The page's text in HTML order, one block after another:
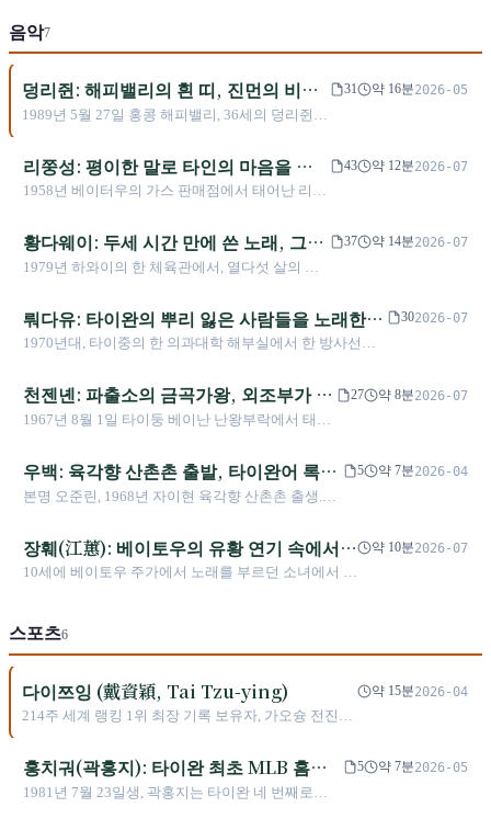
상에 후보에 올랐다. 배우, 감독, 가수 세 가지 정체
음악7
덩리쥔: 해피밸리의 흰 띠, 진먼의 비닐
봉지 공기, 치앙마이의 5분의 시차
1989년 5월 27일 홍콩 해피밸리, 36세의 덩리쥔이
대' 패를 걸고, 그녀가 한 번도 부른 적 없는 〈내
집은 산 너머에 있다〉를 불렀다. 그날 이후 그녀
는 다시 본토에 발을 디디지 않았다. 윈린 군 가족
연인, 일본 유선 대상 3연패의 외국인까지, 그녀는
42년에 걸쳐 부드러움을 정치적 자세로 노래했고,
31 약 16분2026-05
리쭝성: 평이한 말로 타인의 마음을 다
써내려가고, 《산언덕》에서야 비로소
1958년 베이터우의 가스 판매점에서 태어난 리쭝
평생 노래를 썼다. 그는 서민적이고 평이한 말로
천수화, 신샤오치, 린이롄 세대의 여성 가수들을
위해 사랑과 인생의 고비를 다 써냈고, 사람의 마
의 속내를 가장 잘 이해하던 이 사람은 자신의 중
년과 아버지에 대해서는 55세의 《산언덕》, 60세
고 자조하는 동시에, 실제 삶의 감정적 선택 때문
에 나쁜 남자라는 이름도 짊어지게 되었다.
43 약 12분2026-07
황다웨이: 두세 시간 만에 쓴 노래, 그는
남은 생애 동안 잊고자 했다
1979년 하와이의 한 체육관에서, 열다섯 살의 황
선생님이 준 기타를 붙들고 독학을 시작했다. 그
는 중국어를 그다지 잘하지 못했고, 야오뤄룽과
천자리가 자신의 감정을 가사로 옮겨 주는 데 기
로 출발했다. 〈니바워관쭈이〉는 두세 시간 만에
쓰였지만, 그는 남은 생애 동안 그것을 잊고자 했
과 한 곡의 ‘국민가요’가 자신을 규정하는 것을 벗
어나려 했으나, 세상은 오직 이 두 가지로만 그를
37 약 14분2026-07
뤄다유: 타이완의 뿌리 잃은 사람들을 노래한
이, 자신도 열아홉 번 이사하며 길을 찾다
1970년대, 타이중의 한 의과대학 해부실에서 한 방사선과
가 노래하는 줄 아무도 모를 테니까.” 훗날 그는 〈루강 소
진〉, 〈아시아의 고아〉, 〈동방지주〉를 써서 한 세대를
대신해 “나는 누구인가”를 물었다. 그러나 뿌리 잃은 사람
베이징으로 옮겨 다니며 29년 동안 열아홉 번 이사했다. 일
흔 살이 되던 해, 그는 자신을 그저 “대단한 생존자”라고 말
302026-07
천젠녠: 파출소의 금곡가왕, 외조부가 남
긴 노래를 손자가 바다로 쓰다
1967년 8월 1일 타이둥 베이난 난왕부락에서 태어
산에 배치되어 경찰계에서 30년 10개월 근무했다.
1999년 33세에 첫 창작 앨범 《해양》을 발매했고,
2000년 제11회 금곡장에서 장쉐유, 왕리훙, 타오
았으며, 같은 회차에서 〈신화〉로 최우수 작곡상
도 받았다. 시상대 위의 그는 여전히 경찰이었다.
오는 〈아름다운 벼이삭〉의 작자였고, 손자는 삼
27 약 8분2026-07
우백: 육각향 산촌촌 출발, 타이완어 록
30년 할인 없이
본명 오준린, 1968년 자이현 육각향 산촌촌 출생.
웨이의 숲》으로 타이완어 록 노선 확립. 2016년
《정자화》 발매, 2017년 금곡상 최우수 타이완어
앨범상 수상. 2025년 신앨범 《순백의 시작》 발매,
5 약 7분2026-04
장훼(江蕙): 베이토우의 유황 연기 속에서
피어난 타이완어의 여왕, 그녀와 9년간 이
10세에 베이토우 주가에서 노래를 부르던 소녀에서 백
을 재정립했으나 전성기 시절 비밀스러운 항암 투병으
로 인해 은퇴를 선택했다.
약 10분2026-07
스포츠6
다이쯔잉 (戴資穎, Tai Tzu-ying)
214주 세계 랭킹 1위 최장 기록 보유자, 가오슝 전진구
약 15분2026-04
홍치궈(곽홍지): 타이완 최초 MLB 홈런
과 올스타전, 팔꿈치가 말렸지만 그는 계
1981년 7월 23일생, 곽홍지는 타이완 네 번째로
5 약 7분2026-05